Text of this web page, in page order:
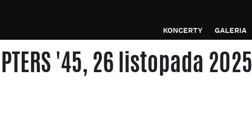
KONCERTY
GALERIA
'45, 26 listopada 2025